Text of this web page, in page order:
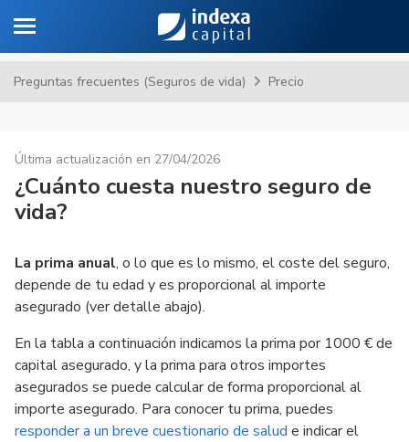
Toggle navigation
Preguntas frecuentes (Seguros de vida) Precio
Última actualización en 27/04/2026
¿Cuánto cuesta nuestro seguro de
vida?
La prima anual, o lo que es lo mismo, el coste del seguro,
depende de tu edad y es proporcional al importe
asegurado (ver detalle abajo).
En la tabla a continuación indicamos la prima por 1000 € de
capital asegurado, y la prima para otros importes
asegurados se puede calcular de forma proporcional al
importe asegurado. Para conocer tu prima, puedes
responder a un breve cuestionario de salud e indicar el